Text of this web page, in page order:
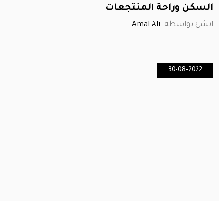
السكن وراحة المنتجعات
انشئ بواسطة: Amal Ali
30-08-2022